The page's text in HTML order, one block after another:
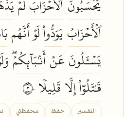
يَحۡسَبُونَٱلۡأَحۡزَابَلَمۡ
ٱلۡأَحۡزَابُ يَوَدُّواْلَوۡ أَنَّهُم
يَسۡـَٔلُونَعَنۡأَنۢبَآئِكُمۡۖ
قَٰتَلُوٓاْإِلَّا قَلِيلٗا
التفسير حفظ محفظتي